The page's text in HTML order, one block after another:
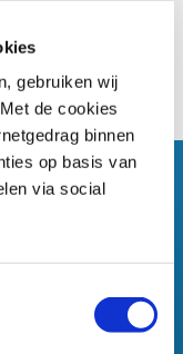
gebruiken wij
de cookies
binnen
op basis van
via social